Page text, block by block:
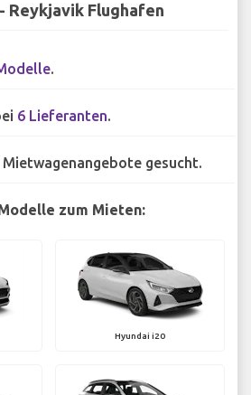
Reykjavik Flughafen
.
6 Lieferanten.
Mietwagenangebote gesucht.
zum Mieten:
Hyundai i20